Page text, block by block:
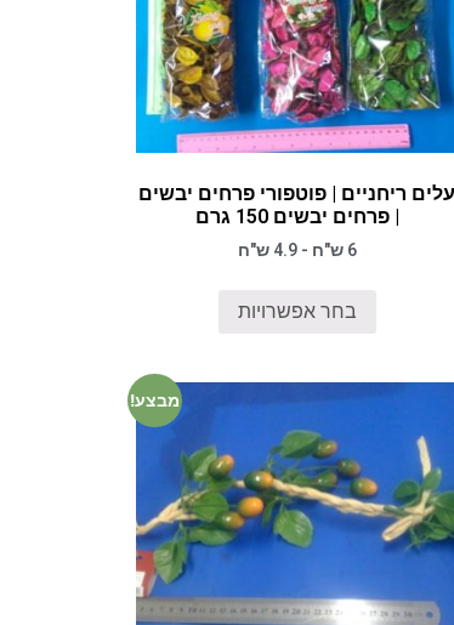
עלים ריחניים | פוטפורי פרחים יבשים
| פרחים יבשים 150 גרם
6 ש"ח - 4.9 ש"ח
בחר אפשרויות
מבצע!